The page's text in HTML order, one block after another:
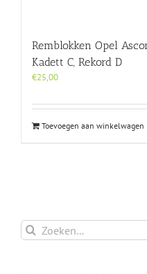
Remblokken Opel
Kadett C, Rekord D
€25,00
Toevoegen aan winkelwagen
Zoeken
naar: